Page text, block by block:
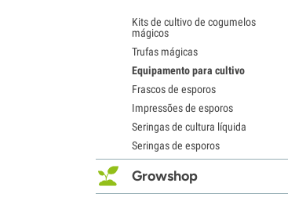
Kits de cultivo de cogumelos
mágicos
Trufas mágicas
Equipamento para cultivo
Frascos de esporos
Impressões de esporos
Seringas de cultura líquida
Seringas de esporos
Growshop